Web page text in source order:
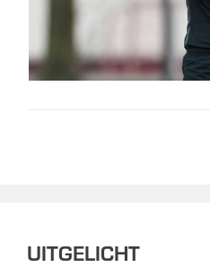
UITGELICHT